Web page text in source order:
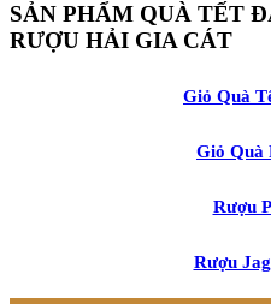
SẢN PHẨM QUÀ TẾT
RƯỢU HẢI GIA CÁT
Giỏ Quà
Giỏ Quà
Rượu
Rượu